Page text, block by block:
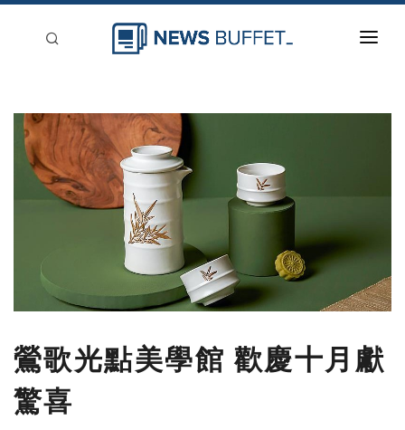
新聞稿分類
登入
刊登
鶯歌光點美學館 歡慶十月獻
驚喜